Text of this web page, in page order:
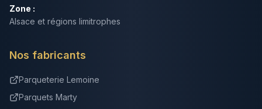
Zone :
Alsace et régions limitrophes
Nos fabricants
Parqueterie Lemoine
Parquets Marty